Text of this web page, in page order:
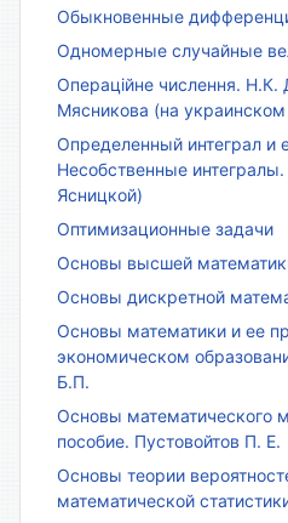
Обыкновенные
Одномерные случайные
Операційне числення.
Мясникова (на
Определенный интеграл и
Несобственные
Ясницкой)
Оптимизационные задачи
Основы высшей
Основы дискретной
Основы математики и ее
экономическом
Б.П.
Основы математического
пособие. Пустовойтов П. Е.
Основы теории
математической